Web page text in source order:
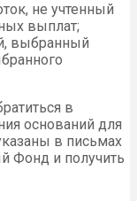
не учтенный
выплат;
выбранный
в
оснований для
в письмах
Фонд и получить